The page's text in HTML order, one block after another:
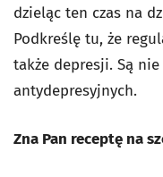
dzieląc ten czas na
Podkreślę tu, że
także depresji. Są
antydepresyjnych.
Zna Pan receptę na